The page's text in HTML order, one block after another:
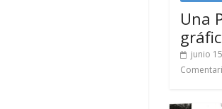
Una
junio